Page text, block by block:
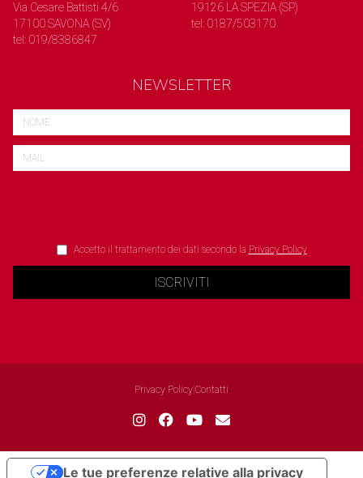
Via Cesare Battisti 4/6
17100 SAVONA (SV)
tel: 019/8386847
19126 LA SPEZIA (SP)
tel: 0187/503170
NEWSLETTER
Accetto il trattamento dei dati secondo la Privacy Policy
ISCRIVITI
Privacy Policy Contatti
Le tue preferenze relative alla privacy